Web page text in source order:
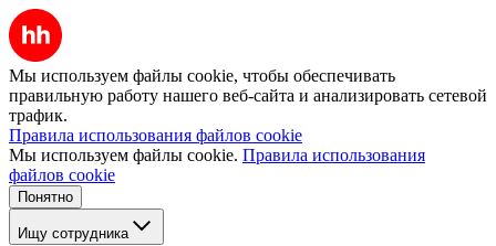
Мы используем файлы cookie, чтобы обеспечивать
правильную работу нашего веб-сайта и анализировать сетевой
трафик.
Правила использования файлов cookie
Мы используем файлы cookie. Правила использования
файлов cookie
Понятно
Ищу сотрудника